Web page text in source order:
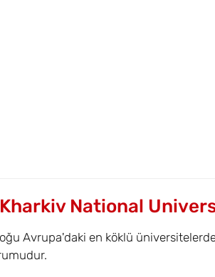
National
Avrupa'daki en köklü